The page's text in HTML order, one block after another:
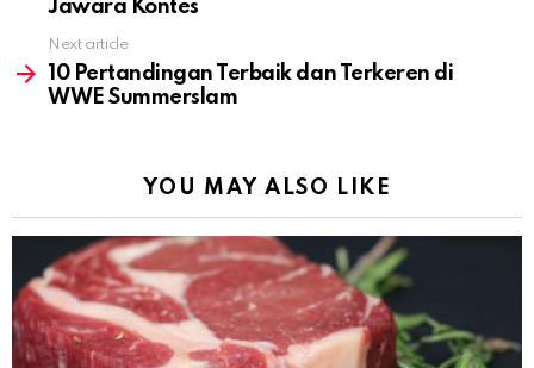
Jawara Kontes
Next article
10 Pertandingan Terbaik dan Terkeren di
WWE Summerslam
YOU MAY ALSO LIKE